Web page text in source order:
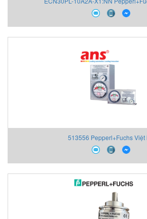
513556 Pepperl+Fuchs Việt